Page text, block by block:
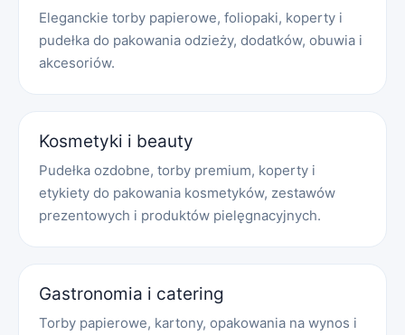
Eleganckie torby papierowe, foliopaki, koperty i
pudełka do pakowania odzieży, dodatków, obuwia i
akcesoriów.
Kosmetyki i beauty
Pudełka ozdobne, torby premium, koperty i
etykiety do pakowania kosmetyków, zestawów
prezentowych i produktów pielęgnacyjnych.
Gastronomia i catering
Torby papierowe, kartony, opakowania na wynos i